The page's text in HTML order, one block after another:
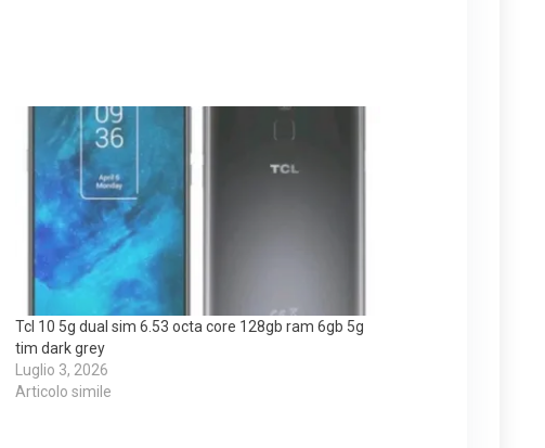
Tcl 10 5g dual sim 6.53 octa core 128gb ram 6gb 5g
tim dark grey
Luglio 3, 2026
Articolo simile